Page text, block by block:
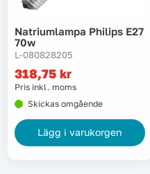
Maskiner
Maskintillbehör & förbrukning
Mätinstrument
Oljor & kem
Natriumlampa Philips E27
70w
L-080828205
318,75 kr
Pris inkl. moms
Skickas omgående
Lägg i varukorgen